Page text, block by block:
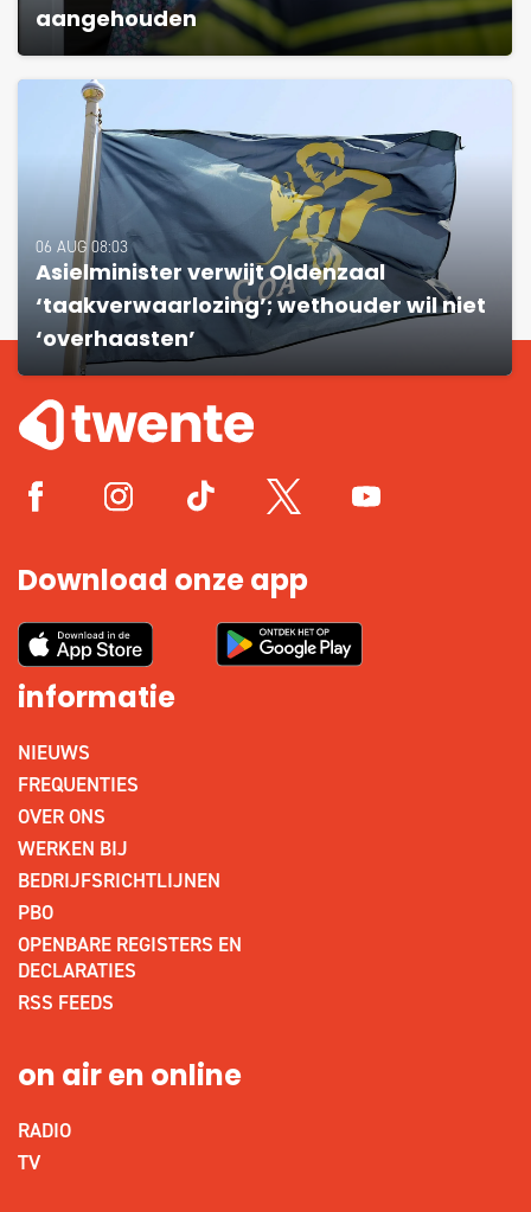
aangehouden
06 AUG 08:03
Asielminister verwijt Oldenzaal
‘taakverwaarlozing’; wethouder wil niet
‘overhaasten’
Download onze app
informatie
NIEUWS
FREQUENTIES
OVER ONS
WERKEN BIJ
BEDRIJFSRICHTLIJNEN
PBO
OPENBARE REGISTERS EN
DECLARATIES
RSS FEEDS
on air en online
RADIO
TV